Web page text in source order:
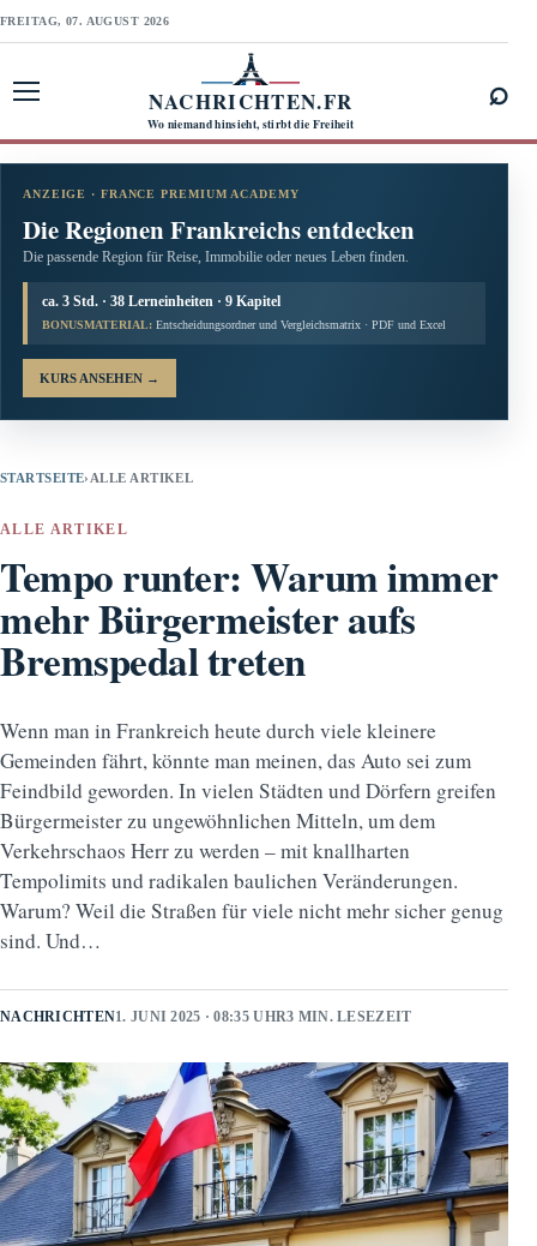
FREITAG, 07. AUGUST 2026
NACHRICHTEN.FR
Wo niemand hinsieht, stirbt die Freiheit
⌕
ANZEIGE · FRANCE PREMIUM ACADEMY
Die Regionen Frankreichs entdecken
Die passende Region für Reise, Immobilie oder neues Leben finden.
ca. 3 Std. · 38 Lerneinheiten · 9 Kapitel
BONUSMATERIAL: Entscheidungsordner und Vergleichsmatrix · PDF und Excel
KURS ANSEHEN →
STARTSEITE› ALLE ARTIKEL
ALLE ARTIKEL
Tempo runter: Warum immer
mehr Bürgermeister aufs
Bremspedal treten
Wenn man in Frankreich heute durch viele kleinere
Gemeinden fährt, könnte man meinen, das Auto sei zum
Feindbild geworden. In vielen Städten und Dörfern greifen
Bürgermeister zu ungewöhnlichen Mitteln, um dem
Verkehrschaos Herr zu werden – mit knallharten
Tempolimits und radikalen baulichen Veränderungen.
Warum? Weil die Straßen für viele nicht mehr sicher genug
sind. Und…
NACHRICHTEN1. JUNI 2025 · 08:35 UHR3 MIN. LESEZEIT